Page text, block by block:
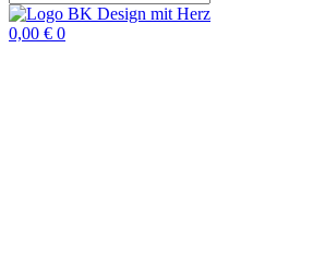
0,00 € 0